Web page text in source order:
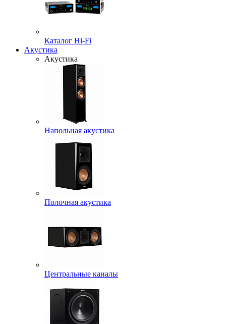
Каталог Hi-Fi
Акустика
Акустика
Напольная акустика
Полочная акустика
Центральные каналы